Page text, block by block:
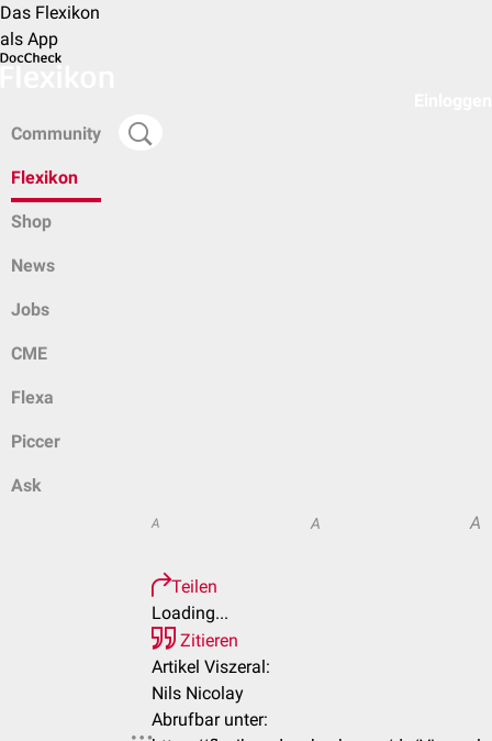
Das Flexikon
als App
Community
Flexikon
Shop
News
Jobs
CME
Flexa
Piccer
Ask
A A A
Teilen
Loading...
Zitieren
Artikel Viszeral:
Nils Nicolay
Abrufbar unter: